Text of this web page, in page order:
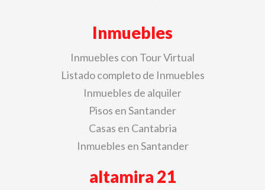
Inmuebles
Inmuebles con Tour Virtual
Listado completo de Inmuebles
Inmuebles de alquiler
Pisos en Santander
Casas en Cantabria
Inmuebles en Santander
altamira 21